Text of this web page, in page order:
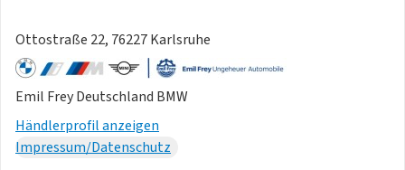
Ottostraße 22, 76227 Karlsruhe
Emil Frey Deutschland BMW
Händlerprofil anzeigen
Impressum/Datenschutz